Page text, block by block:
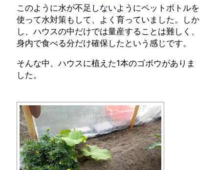
このように水が不足しないようにペットボトルを
使って水対策もして、よく育っていました。しか
し、ハウスの中だけでは量産することは難しく、
身内で食べる分だけ確保したという感じです。
そんな中、ハウスに植えた1本のゴボウがありま
した。